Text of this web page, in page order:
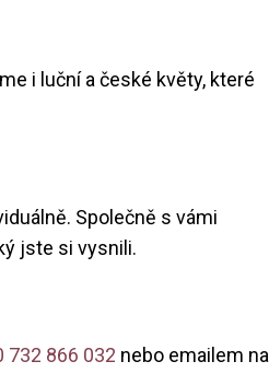
i luční a české květy, které
Společně s vámi
jste si vysnili.
732 866 032 nebo emailem na